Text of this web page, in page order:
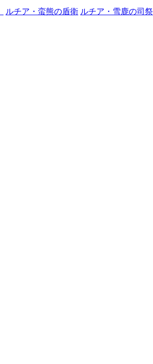
ルチア・蛮熊の盾衛 ルチア・雪鹿の司祭